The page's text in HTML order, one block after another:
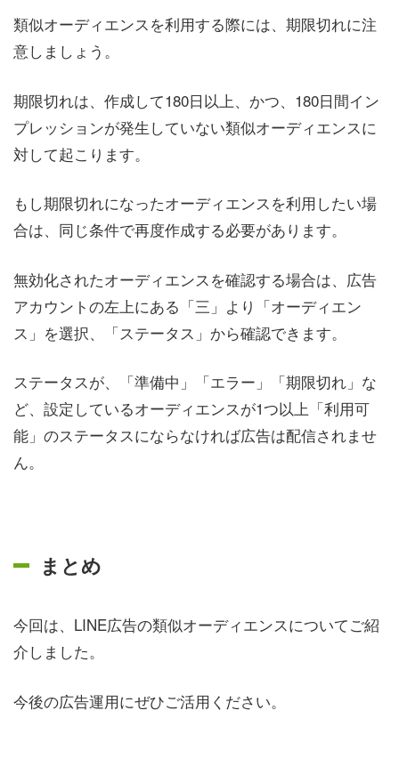
類似オーディエンスを利用する際には、期限切れに注
意しましょう。
期限切れは、作成して180日以上、かつ、180日間イン
プレッションが発生していない類似オーディエンスに
対して起こります。
もし期限切れになったオーディエンスを利用したい場
合は、同じ条件で再度作成する必要があります。
無効化されたオーディエンスを確認する場合は、広告
アカウントの左上にある「三」より「オーディエン
ス」を選択、「ステータス」から確認できます。
ステータスが、「準備中」「エラー」「期限切れ」な
ど、設定しているオーディエンスが1つ以上「利用可
能」のステータスにならなければ広告は配信されませ
ん。
まとめ
今回は、LINE広告の類似オーディエンスについてご紹
介しました。
今後の広告運用にぜひご活用ください。